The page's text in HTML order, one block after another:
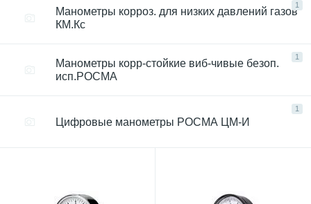
1
Манометры корроз. для низких давлений газов
КМ.Кс
1
Манометры корр-стойкие виб-чивые безоп.
исп.РОСМА
1
Цифровые манометры РОСМА ЦМ-И